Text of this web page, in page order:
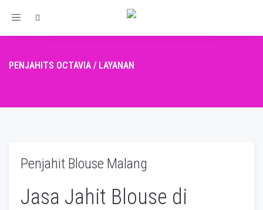
Toggle
PENJAHITS OCTAVIA / LAYANAN
Penjahit Blouse Malang
Jasa Jahit Blouse di